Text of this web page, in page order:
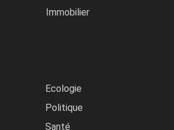
Immobilier
Ecologie
Politique
Santé